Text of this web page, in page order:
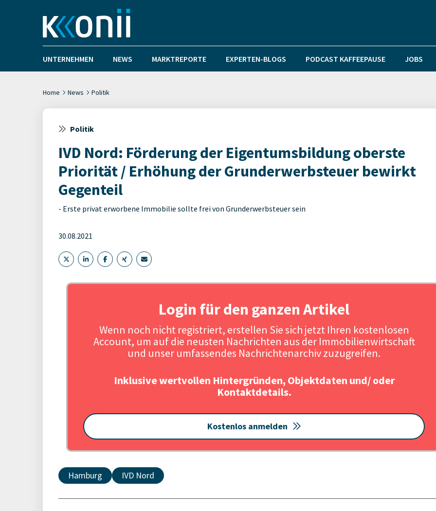
UNTERNEHMEN NEWS MARKTREPORTE EXPERTEN-BLOGS PODCAST KAFFEEPAUSE JOBS
Home News Politik
Politik
IVD Nord: Förderung der Eigentumsbildung oberste
Priorität / Erhöhung der Grunderwerbsteuer bewirkt
Gegenteil
- Erste privat erworbene Immobilie sollte frei von Grunderwerbsteuer sein
30.08.2021
Login für den ganzen Artikel
Wenn noch nicht registriert, erstellen Sie sich jetzt Ihren kostenlosen
Account, um auf die neusten Nachrichten aus der Immobilienwirtschaft
und unser umfassendes Nachrichtenarchiv zuzugreifen.
Inklusive wertvollen Hintergründen, Objektdaten und/ oder
Kontaktdetails.
Kostenlos anmelden
Hamburg IVD Nord